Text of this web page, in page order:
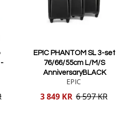
EPIC PHANTOM SL 3-set
76/66/55cm L/M/S
AnniversaryBLACK
EPIC
Reducerat
3 849 KR 6 597 KR